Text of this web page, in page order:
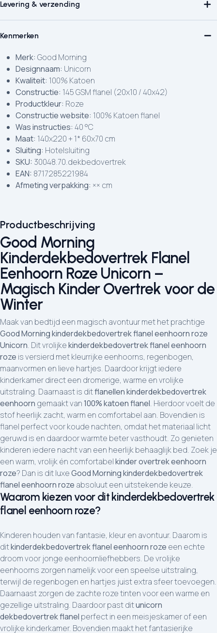
Productbeschrijving
Good Morning
Kinderdekbedovertrek Flanel
Eenhoorn Roze Unicorn –
Magisch Kinder Overtrek voor de
Winter
Maak van bedtijd een magisch avontuur met het prachtige
Good Morning kinderdekbedovertrek flanel eenhoorn roze
Unicorn. Dit vrolijkekinderdekbedovertrek flanel eenhoorn
roze is versierd met kleurrijke eenhoorns, regenbogen,
maanvormen en lieve hartjes. Daardoor krijgt iedere
kinderkamer direct een dromerige, warme en vrolijke
uitstraling. Daarnaast is ditflanellen kinderdekbedovertrek
eenhoorn gemaakt van100% katoen flanel. Hierdoor voelt de
stof heerlijk zacht, warm en comfortabel aan. Bovendien is
flanel perfect voor koude nachten, omdat het materiaal licht
geruwd is en daardoor warmte beter vasthoudt. Zo genieten
kinderen iedere nacht van een heerlijk behaaglijk bed. Zoek je
een warm, vrolijk én comfortabelkinder overtrek eenhoorn
roze? Dan is dit luxeGood Morning kinderdekbedovertrek
flanel eenhoorn roze absoluut een uitstekende keuze.
Waarom kiezen voor dit kinderdekbedovertrek
flanel eenhoorn roze?
Kinderen houden van fantasie, kleur en avontuur. Daarom is
ditkinderdekbedovertrek flanel eenhoorn roze een echte
droom voor jonge eenhoornliefhebbers. De vrolijke
eenhoorns zorgen namelijk voor een speelse uitstraling,
terwijl de regenbogen en hartjes juist extra sfeer toevoegen.
Daarnaast zorgen de zachte roze tinten voor een warme en
gezellige uitstraling. Daardoor past ditunicorn
dekbedovertrek flanel perfect in een meisjeskamer of een
vrolijke kinderkamer. Bovendien maakt het fantasierijke
Levering & verzending
Kenmerken
Merk: Good Morning
Designnaam: Unicorn
Kwaliteit: 100% Katoen
Constructie: 145 GSM flanel (20x10 / 40x42)
Productkleur: Roze
Constructie website: 100% Katoen flanel
Was instructies: 40 °C
Maat: 140x220 + 1* 60x70 cm
Sluiting: Hotelsluiting
SKU: 30048.70.dekbedovertrek
EAN: 8717285221984
Afmeting verpakking: ×× cm